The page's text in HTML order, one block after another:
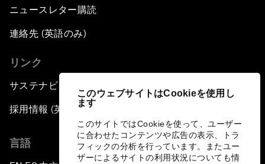
このウェブサイトはCookieを使用し
ます
このサイトではCookieを使って、ユーザー
に合わせたコンテンツや広告の表示、トラ
フィックの分析を行っています。またユー
ザーによるサイトの利用状況についても情
ニュースレター購読
連絡先 (英語のみ)
リンク
サステナビリティへの取り組み
採用情報 (英語のみ)
言語